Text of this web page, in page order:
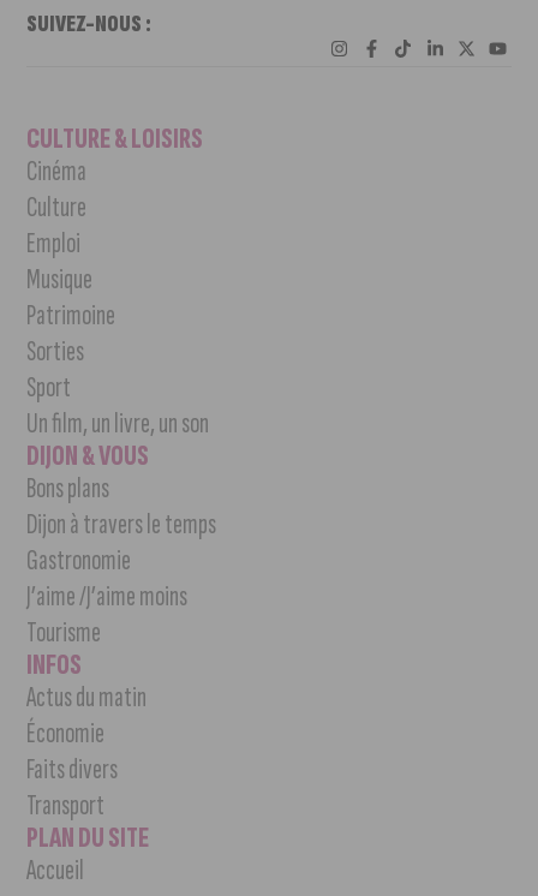
SUIVEZ-NOUS :
CULTURE & LOISIRS
Cinéma
Culture
Emploi
Musique
Patrimoine
Sorties
Sport
Un film, un livre, un son
DIJON & VOUS
Bons plans
Dijon à travers le temps
Gastronomie
J’aime /J’aime moins
Tourisme
INFOS
Actus du matin
Économie
Faits divers
Transport
PLAN DU SITE
Accueil